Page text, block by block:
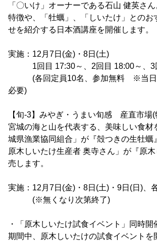
「〇いけ」オーナーである石山 健英さ
特徴や、「牡蠣」、「しいたけ」とのお
せを紹介する日本酒講座を開催します。
実施：12月7日(金)・8日(土)
1回目 17:30～、2回目 18:00～、3
(各回定員10名、参加無料 ※当日
必要)
【旬-3】みやぎ・うまい旬感 産直市場(
宮城の海と山を代表する、美味しい食材
城県漁業協同組合」が『殻つきの生牡蠣
原木しいたけ生産者 奥寺さん」が『原
売します。
実施：12月7日(金)・8日(土)・9日(日)、
(※無くなり次第終了)
・「原木しいたけ試食イベント」同時開
期間中、原木しいたけの試食イベントを